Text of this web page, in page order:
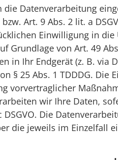
die Datenverarbeitung
bzw. Art. 9 Abs. 2 lit. a
Einwilligung in
Grundlage von Art. 49
in Ihr Endgerät (z. B. via
§ 25 Abs. 1 TDDDG.
vorvertraglicher
wir Ihre Daten,
DSGVO. Die
die jeweils im Einzelfall